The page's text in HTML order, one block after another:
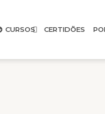
CURSOS CERTIDÕES